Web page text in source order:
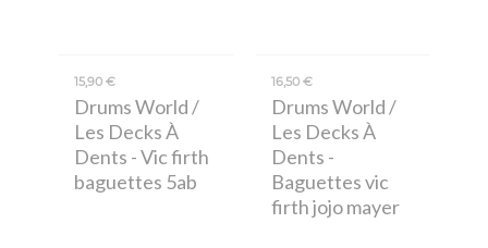
15,90 €
Drums World /
Les Decks À
Dents - Vic firth
baguettes 5ab
16,50 €
Drums World /
Les Decks À
Dents -
Baguettes vic
firth jojo mayer